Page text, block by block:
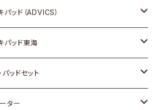
ッド（ADVICS）
ッド東海
ッドセット
ター